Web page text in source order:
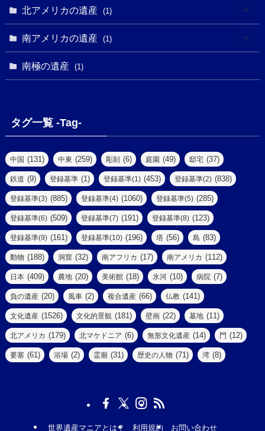
(7)
(5)
(39)
(290)
(7)
(6)
(3)
(3)
(6)
(16)
(62)
(14)
(61)
(9)
(2)
(17)
(8)
(73)
(11)
(18)
(6)
(2)
(8)
(4)
(8)
(2)
(2)
(10)
(1)
(1)
(3)
(1)
(7)
(2)
(47)
(1)
(18)
(2)
(1)
(1)
(1)
(2)
(2)
(3)
北アメリカの遺産 (1)
(1)
(1)
南アメリカの遺産 (1)
南極の遺産 (1)
タグ一覧 -Tag-
中国 (131) 中東 (259) 彫刻 (6) 庭園 (49) 邸宅 (37)
鉄道 (9) 登録基準 (1) 登録基準(1) (453) 登録基準(2) (838)
登録基準(3) (885) 登録基準(4) (1060) 登録基準(5) (285)
登録基準(6) (509) 登録基準(7) (191) 登録基準(8) (123)
登録基準(9) (161) 登録基準(10) (196) 塔 (56) 島 (83)
動物 (188) 洞窟 (32) 南アフリカ (17) 南アメリカ (112)
日本 (409) 農地 (20) 美術館 (18) 氷河 (10) 病院 (7)
負の遺産 (20) 風車 (2) 複合遺産 (66) 仏教 (141)
文化遺産 (1526) 文化的景観 (181) 壁画 (22) 墓地 (11)
北アメリカ (179) 北マケドニア (6) 無形文化遺産 (14) 門 (12)
要塞 (61) 浴場 (2) 霊廟 (31) 歴史の人物 (71) 湾 (8)
世界遺産マニアとは？ 利用規約 お問い合わせ